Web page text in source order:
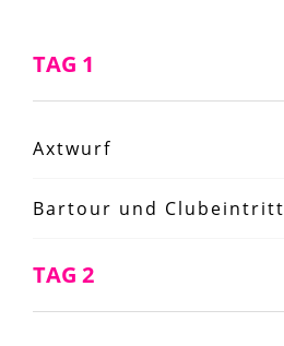
TAG 1
Axtwurf
Bartour und Clubeintritt
TAG 2